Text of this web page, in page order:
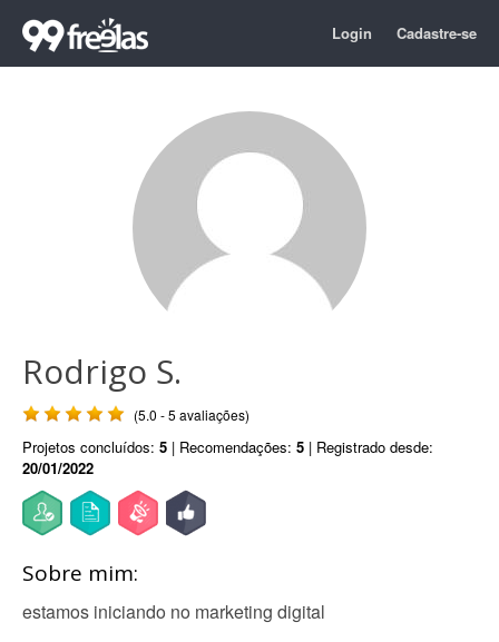
Login Cadastre-se
Rodrigo S.
(5.0 - 5 avaliações)
Projetos concluídos: 5 | Recomendações: 5 | Registrado desde:
20/01/2022
Sobre mim:
estamos iniciando no marketing digital